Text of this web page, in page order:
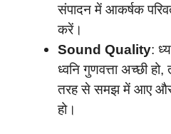
संपादन में आकर्षक
करें।
Sound Quality:
ध्वनि गुणवत्ता अच्छी हो,
तरह से समझ में आए और
हो।